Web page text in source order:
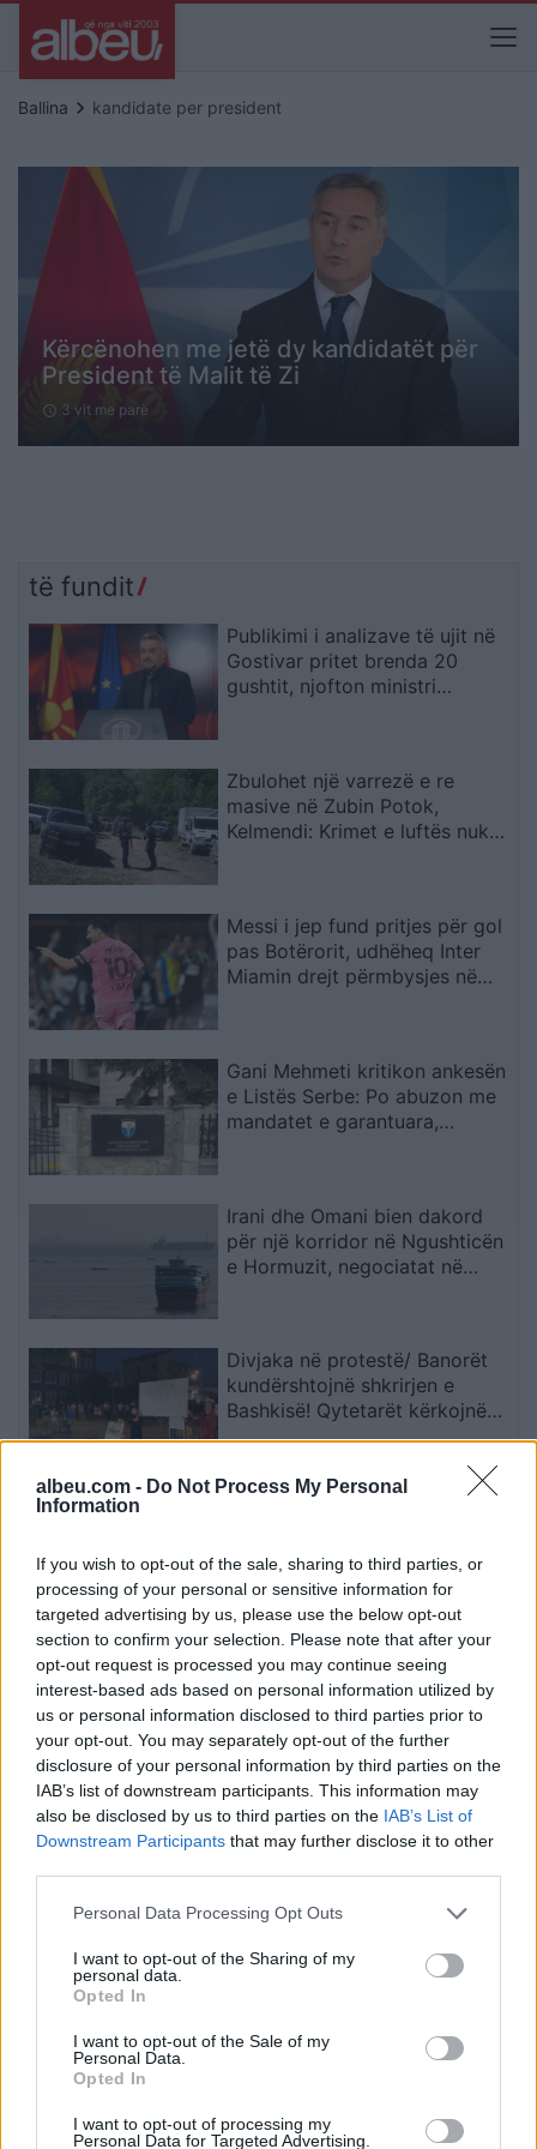
albeu.com - Do Not Process My Personal
Information
If you wish to opt-out of the sale, sharing to third parties, or
processing of your personal or sensitive information for
targeted advertising by us, please use the below opt-out
section to confirm your selection. Please note that after your
opt-out request is processed you may continue seeing
interest-based ads based on personal information utilized by
us or personal information disclosed to third parties prior to
your opt-out. You may separately opt-out of the further
disclosure of your personal information by third parties on the
IAB’s list of downstream participants. This information may
also be disclosed by us to third parties on the IAB’s List of
Downstream Participants that may further disclose it to other
Personal Data Processing Opt Outs
I want to opt-out of the Sharing of my
personal data.
Opted In
I want to opt-out of the Sale of my
Personal Data.
Opted In
I want to opt-out of processing my
Personal Data for Targeted Advertising.
Ballina keyboard_arrow_right kandidate per president
Kërcënohen me jetë dy kandidatët për
President të Malit të Zi
schedule 3 vit me parë
të fundit
Publikimi i analizave të ujit në
Gostivar pritet brenda 20
gushtit, njofton ministri
Zbulohet një varrezë e re
masive në Zubin Potok,
Kelmendi: Krimet e luftës nuk
Messi i jep fund pritjes për gol
pas Botërorit, udhëheq Inter
Miamin drejt përmbysjes në
Gani Mehmeti kritikon ankesën
e Listës Serbe: Po abuzon me
mandatet e garantuara,
Irani dhe Omani bien dakord
për një korridor në Ngushticën
e Hormuzit, negociatat në
Divjaka në protestë/ Banorët
kundërshtojnë shkrirjen e
Bashkisë! Qytetarët kërkojnë
mbështetjen e deputetëve
autoudhë
Esim for Global
Esim for USA | Esim for Italy Esim for Spain|Esim
for Turkey|Esim for Germany|Esim for Greece|